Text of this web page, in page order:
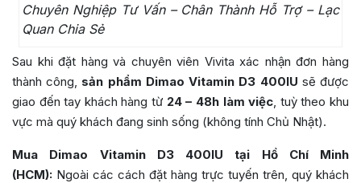
Chuyên Nghiệp Tư Vấn – Chân Thành Hỗ Trợ – Lạc
Quan Chia Sẻ
Sau khi đặt hàng và chuyên viên Vivita xác nhận đơn hàng
thành công, sản phẩm Dimao Vitamin D3 400IU sẽ được
giao đến tay khách hàng từ 24 – 48h làm việc , tuỳ theo khu
vực mà quý khách đang sinh sống (không tính Chủ Nhật).
Mua Dimao Vitamin D3 400IU tại Hồ Chí Minh
(HCM): Ngoài các cách đặt hàng trực tuyến trên, quý khách